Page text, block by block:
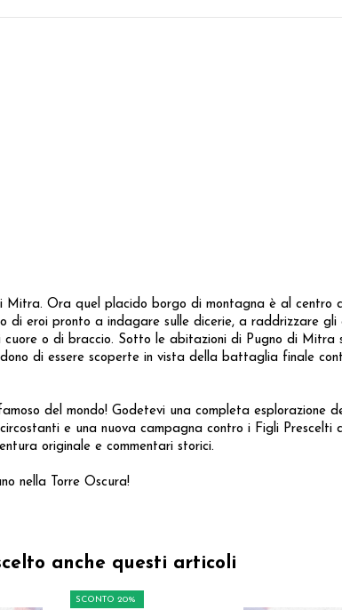
Ora quel placido borgo di montagna è al centro
di eroi pronto a indagare sulle dicerie, a raddrizzare
o di braccio. Sotto le abitazioni di Pugno di Mitra
di essere scoperte in vista della battaglia finale
del mondo! Godetevi una completa esplorazione
e una nuova campagna contro i Figli Prescelti
originale e commentari storici.
nella Torre Oscura!
anche questi articoli
SCONTO 20%